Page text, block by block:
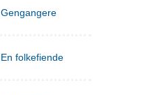
Gengangere
En folkefiende